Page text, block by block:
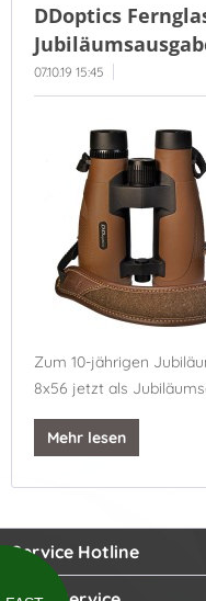
DDoptics
07.10.19 15:45
Zum 10-jährigen
8x56 jetzt als
Mehr lesen
Service Hotline